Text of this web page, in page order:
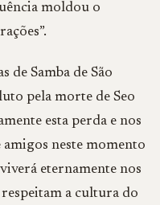
moldou o
de Samba de São
pela morte de Seo
esta perda e nos
neste momento
eternamente nos
respeitam a cultura do